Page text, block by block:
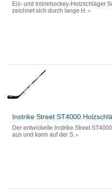
Eis- und Inlinehockey-Holzschläger
zeichnet sich durch lange H.
Instrike Street ST4000
Der entwickelte Instrike Street
aus und kann auf der S.